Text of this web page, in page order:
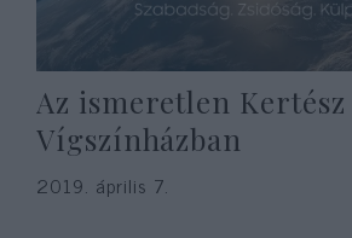
Az ismeretlen
Vígszínházban
2019. április 7.